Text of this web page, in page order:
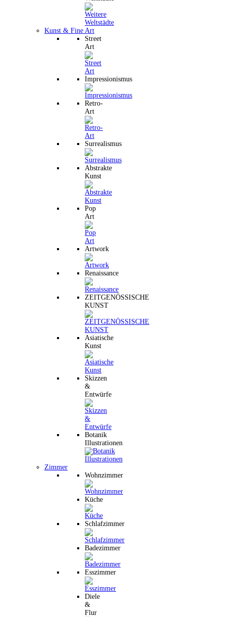
Kunst & Fine Art
Street
Art
Impressionismus
Retro-
Art
Surrealismus
Abstrakte
Kunst
Pop
Art
Artwork
Renaissance
ZEITGENÖSSISCHE
KUNST
Asiatische
Kunst
Skizzen
&
Entwürfe
Botanik
Illustrationen
Zimmer
Wohnzimmer
Küche
Schlafzimmer
Badezimmer
Esszimmer
Diele
&
Flur